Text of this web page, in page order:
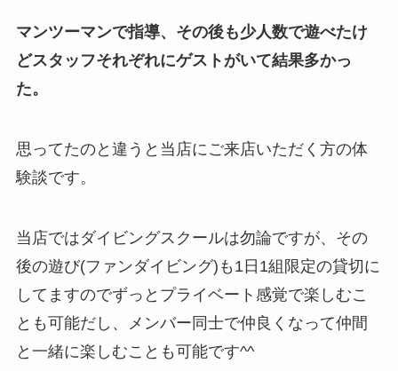
マンツーマンで指導、その後も少人数で遊べたけ
どスタッフそれぞれにゲストがいて結果多かっ
た。
思ってたのと違うと当店にご来店いただく方の体
験談です。
当店ではダイビングスクールは勿論ですが、その
後の遊び(ファンダイビング)も1日1組限定の貸切に
してますのでずっとプライベート感覚で楽しむこ
とも可能だし、メンバー同士で仲良くなって仲間
と一緒に楽しむことも可能です^^